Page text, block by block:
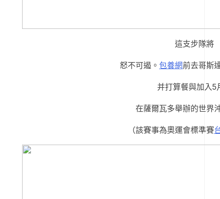
這支步隊將
怒不可遏。 包養網前去哥斯
并打算餐與加入5
在薩爾瓦多舉辦的世界
（該賽事為奧運會標準賽